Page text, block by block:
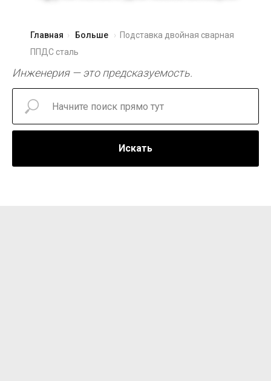
Главная Больше
Подставка двойная сварная
ППДС сталь
Инженерия — это предсказуемость.
Искать